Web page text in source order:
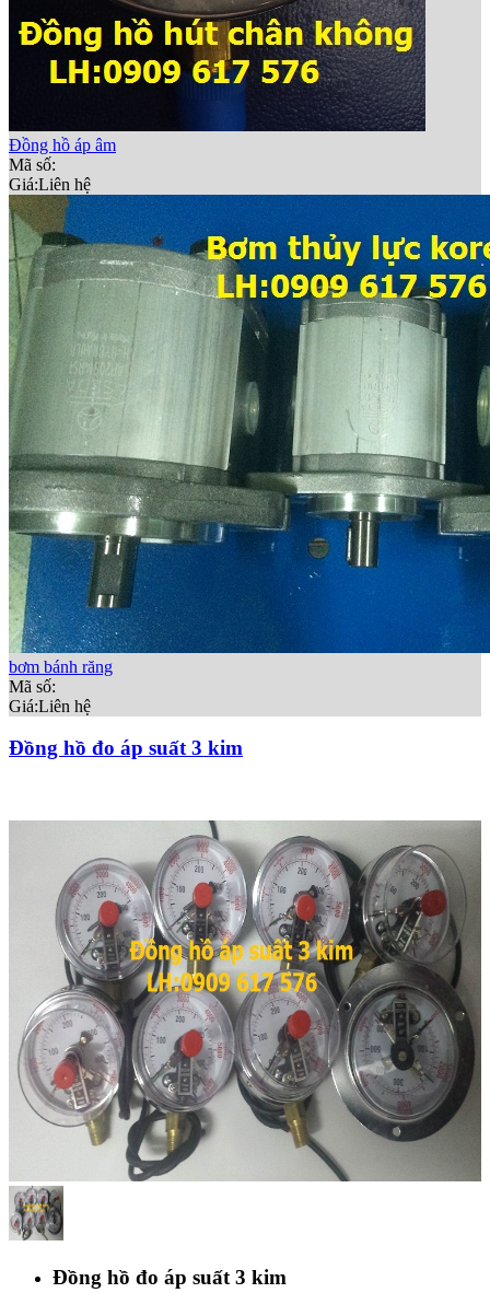
Đồng hồ áp âm
Mã số:
Giá:Liên hệ
bơm bánh răng
Mã số:
Giá:Liên hệ
Đồng hồ đo áp suất 3 kim
Đồng hồ đo áp suất 3 kim